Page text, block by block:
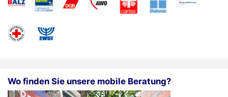
Wo finden Sie unsere mobile Beratung?